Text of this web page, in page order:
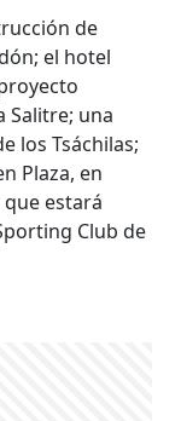
de
el hotel
Salitre; una
los Tsáchilas;
Plaza, en
estará
Club de